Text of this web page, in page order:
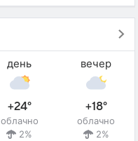
день
+24°
облачно
2%
вечер
+18°
облачно
2%